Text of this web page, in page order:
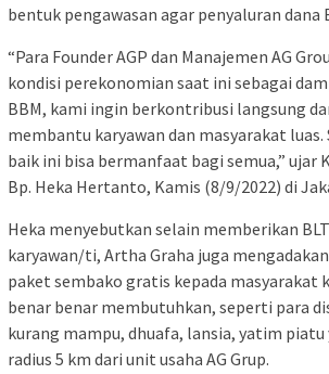
bentuk pengawasan agar penyaluran dana
“Para Founder AGP dan Manajemen AG
kondisi perekonomian saat ini sebagai
BBM, kami ingin berkontribusi langsung
membantu karyawan dan masyarakat luas.
baik ini bisa bermanfaat bagi semua,” ujar
Bp. Heka Hertanto, Kamis (8/9/2022) di
Heka menyebutkan selain memberikan
karyawan/ti, Artha Graha juga
paket sembako gratis kepada masyarakat
benar benar membutuhkan, seperti para
kurang mampu, dhuafa, lansia, yatim
radius 5 km dari unit usaha AG Grup.